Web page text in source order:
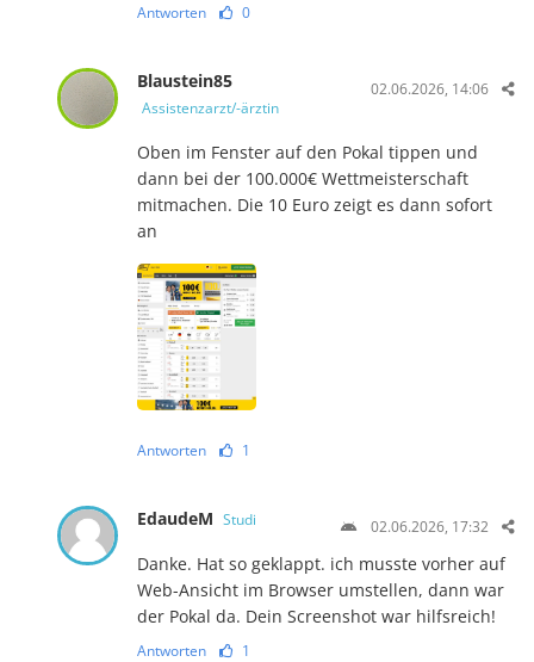
Antworten 0
Blaustein85
Assistenzarzt/-ärztin
02.06.2026, 14:06
Oben im Fenster auf den Pokal tippen und
dann bei der 100.000€ Wettmeisterschaft
mitmachen. Die 10 Euro zeigt es dann sofort
an
Antworten 1
EdaudeM Studi 02.06.2026, 17:32
Danke. Hat so geklappt. ich musste vorher auf
Web-Ansicht im Browser umstellen, dann war
der Pokal da. Dein Screenshot war hilfsreich!
Antworten 1